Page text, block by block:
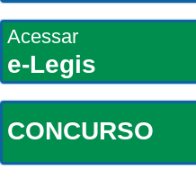
Acessar
e-Legis
CONCURSO